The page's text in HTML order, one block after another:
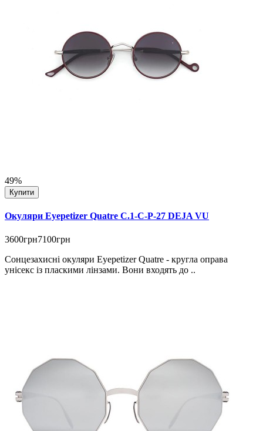
49%
Купити
Окуляри Eyepetizer Quatre C.1-C-P-27 DEJA VU
3600грн7100грн
Сонцезахисні окуляри Eyepetizer Quatre - кругла оправа
унісекс із пласкими лінзами. Вони входять до ..